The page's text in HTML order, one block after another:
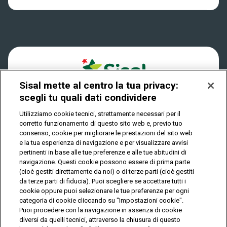
Play Your Date
Privacy
IL GIOCO È VIETATO AI MINORI E PUÒ CAUSARE
DIPENDENZA PATOLOGICA
© Copyright Sisal Italia S.p.A. - P.I. 02433760135
Privacy Cookies
Mappa
del
sito
Sisal mette al centro la tua privacy:
scegli tu quali dati condividere
Utilizziamo cookie tecnici, strettamente necessari per il
corretto funzionamento di questo sito web e, previo tuo
consenso, cookie per migliorare le prestazioni del sito web
e la tua esperienza di navigazione e per visualizzare avvisi
pertinenti in base alle tue preferenze e alle tue abitudini di
navigazione. Questi cookie possono essere di prima parte
(cioè gestiti direttamente da noi) o di terze parti (cioè gestiti
da terze parti di fiducia). Puoi scegliere se accettare tutti i
cookie oppure puoi selezionare le tue preferenze per ogni
categoria di cookie cliccando su "Impostazioni cookie".
Puoi procedere con la navigazione in assenza di cookie
diversi da quelli tecnici, attraverso la chiusura di questo